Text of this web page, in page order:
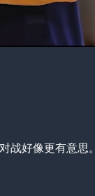
战好像更有意思。